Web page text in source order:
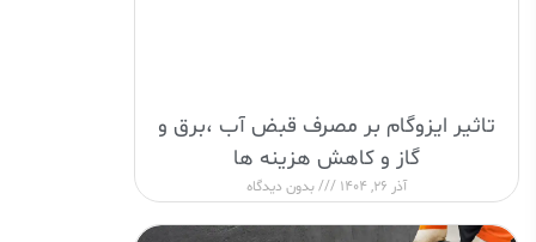
تاثیر ایزوگام بر مصرف قبض آب ،برق و
گاز و کاهش هزینه ها
آذر 26, 1404 بدون دیدگاه